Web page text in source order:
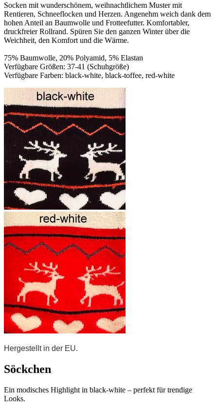
Socken mit wunderschönem, weihnachtlichem Muster mit
Rentieren, Schneeflocken und Herzen. Angenehm weich dank dem
hohen Anteil an Baumwolle und Frotteefutter. Komfortabler,
druckfreier Rollrand. Spüren Sie den ganzen Winter über die
Weichheit, den Komfort und die Wärme.
75% Baumwolle, 20% Polyamid, 5% Elastan
Verfügbare Größen: 37-41 (Schuhgröße)
Verfügbare Farben: black-white, black-toffee, red-white
Hergestellt in der EU.
Söckchen
Ein modisches Highlight in black-white – perfekt für trendige
Looks.